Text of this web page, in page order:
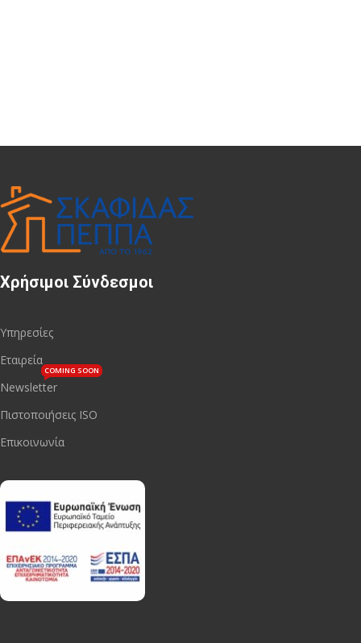
Χρήσιμοι Σύνδεσμοι
Υπηρεσίες
Εταιρεία
Newsletter
COMING SOON
Πιστοποιήσεις ISO
Επικοινωνία